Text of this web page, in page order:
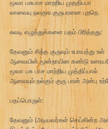
மூவா பசுபாச மாறறிய முததிபபா
லாவையு நலகுங குருபரனன புறறெ.
சுவடி எழுத்துக்களை பதம் பிரித்தது:
தேவனும் சித்த குருவும் உபாயத்து உள்
ஆவையின் மூன்றாயின கண்டு
மூவா பசு பாச மாற்றிய முத்திப்பால்
ஆவையும் நல்கும் குரு பரன் அன்பு
பதப்பொருள்:
தேவனும் (அடியவர்கள் செய்கின்ற